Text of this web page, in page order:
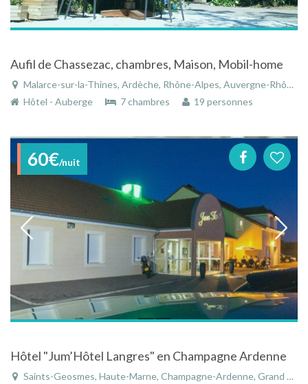
Aufil de Chassezac, chambres, Maison, Mobil-home
Malarce-sur-la-Thines, Ardèche, Rhône-Alpes, Auvergne-Rhône-Alpes, France
Hôtel - Auberge
7 chambres 19 personnes
60€/nuit
Hôtel "Jum’Hôtel Langres" en Champagne Ardenne
Saints-Geosmes, Haute-Marne, Champagne-Ardenne, Grand Est, France